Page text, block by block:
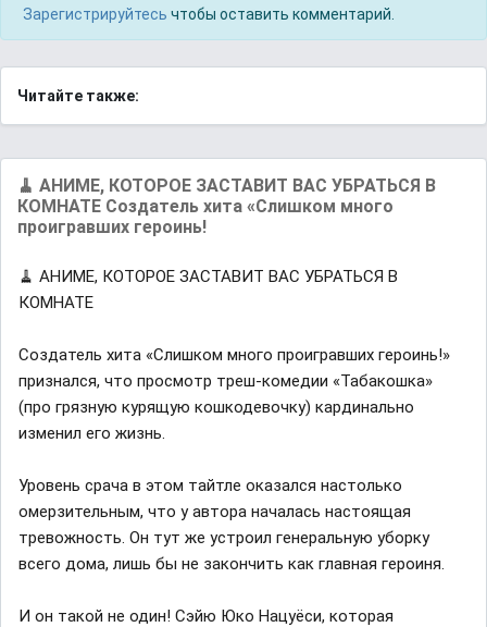
Зарегистрируйтесь чтобы оставить комментарий.
Читайте также:
🧹 АНИМЕ, КОТОРОЕ ЗАСТАВИТ ВАС УБРАТЬСЯ В
КОМНАТЕ Создатель хита «Слишком много
проигравших героинь!
🧹 АНИМЕ, КОТОРОЕ ЗАСТАВИТ ВАС УБРАТЬСЯ В
КОМНАТЕ
Создатель хита «Слишком много проигравших героинь!»
признался, что просмотр треш-комедии «Табакошка»
(про грязную курящую кошкодевочку) кардинально
изменил его жизнь.
Уровень срача в этом тайтле оказался настолько
омерзительным, что у автора началась настоящая
тревожность. Он тут же устроил генеральную уборку
всего дома, лишь бы не закончить как главная героиня.
И он такой не один! Сэйю Юко Нацуёси, которая